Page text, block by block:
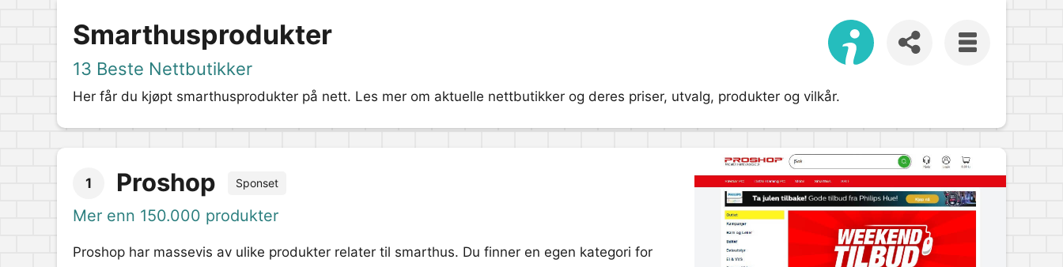
Smarthusprodukter
13 Beste Nettbutikker
Her får du kjøpt smarthusprodukter på nett. Les mer om aktuelle nettbutikker og deres priser, utvalg, produkter og vilkår.
1 Proshop Sponset
Mer enn 150.000 produkter
Proshop har massevis av ulike produkter relater til smarthus. Du finner en egen kategori for